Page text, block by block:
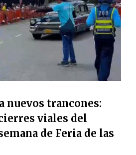
nuevos trancones:
viales del
de Feria de las